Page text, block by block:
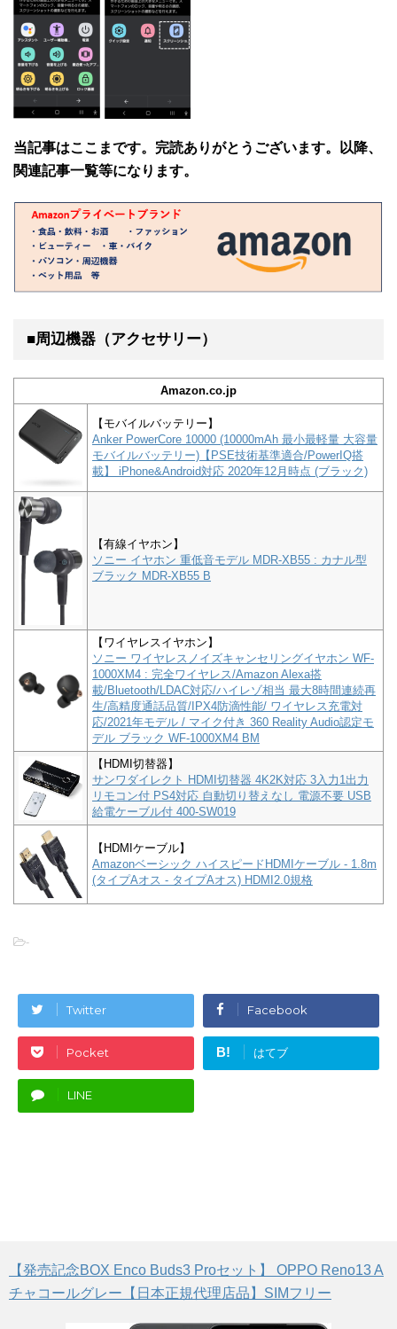
当記事はここまです。完読ありがとうございます。以降、
関連記事一覧等になります。
■周辺機器（アクセサリー）
Amazon.co.jp
【モバイルバッテリー】
Anker PowerCore 10000 (10000mAh 最小最軽量 大容量
モバイルバッテリー)【PSE技術基準適合/PowerIQ搭
載】 iPhone&Android対応 2020年12月時点 (ブラック)
【有線イヤホン】
ソニー イヤホン 重低音モデル MDR-XB55 : カナル型
ブラック MDR-XB55 B
【ワイヤレスイヤホン】
ソニー ワイヤレスノイズキャンセリングイヤホン WF-
1000XM4 : 完全ワイヤレス/Amazon Alexa搭
載/Bluetooth/LDAC対応/ハイレゾ相当 最大8時間連続再
生/高精度通話品質/IPX4防滴性能/ ワイヤレス充電対
応/2021年モデル / マイク付き 360 Reality Audio認定モ
デル ブラック WF-1000XM4 BM
【HDMI切替器】
サンワダイレクト HDMI切替器 4K2K対応 3入力1出力
リモコン付 PS4対応 自動切り替えなし 電源不要 USB
給電ケーブル付 400-SW019
【HDMIケーブル】
Amazonベーシック ハイスピードHDMIケーブル - 1.8m
(タイプAオス - タイプAオス) HDMI2.0規格
-
Twitter Facebook
Pocket B! はてブ
LINE
【発売記念BOX Enco Buds3 Proセット】 OPPO Reno13 A
チャコールグレー【日本正規代理店品】SIMフリー